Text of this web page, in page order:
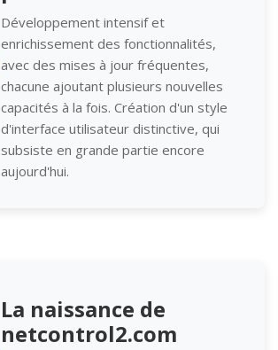
Développement intensif et
enrichissement des fonctionnalités,
avec des mises à jour fréquentes,
chacune ajoutant plusieurs nouvelles
capacités à la fois. Création d'un style
d'interface utilisateur distinctive, qui
subsiste en grande partie encore
aujourd'hui.
La naissance de
netcontrol2.com